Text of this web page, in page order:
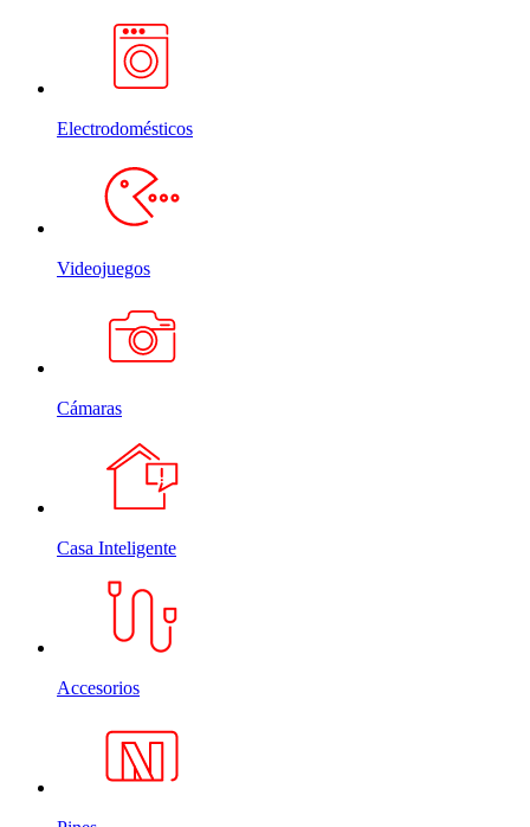
Electrodomésticos
Videojuegos
Cámaras
Casa Inteligente
Accesorios